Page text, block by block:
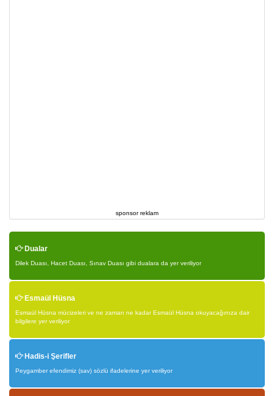
sponsor reklam
Dualar
Dilek Duası, Hacet Duası, Sınav Duası gibi dualara da yer veriliyor
Esmaül Hüsna
Esmaül Hüsna mücizeleri ve ne zaman ne kadar Esmaül Hüsna okuyacağınıza dair
bilgilere yer veriliyor
Hadis-i Şerifler
Peygamber efendimiz (sav) sözlü ifadelerine yer veriliyor